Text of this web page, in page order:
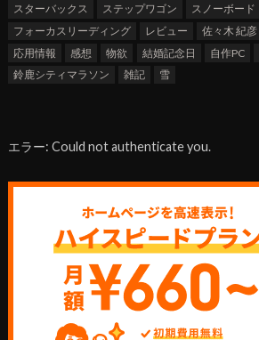
スターバックス
ステップワゴン スノーボード
フォーカスリーディング
レビュー 佐々木 紀彦
応用情報
感想 物欲 結婚記念日 自作PC
鈴鹿シティマラソン
雑記 雪
エラー: Could not authenticate you.